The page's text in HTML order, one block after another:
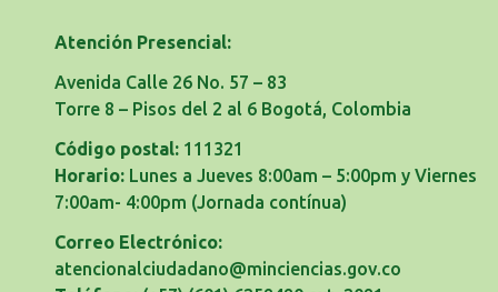
Atención Presencial:
Avenida Calle 26 No. 57 – 83
Torre 8 – Pisos del 2 al 6 Bogotá, Colombia
Código postal:111321
Horario:Lunes a Jueves 8:00am – 5:00pm y Viernes
7:00am- 4:00pm (Jornada contínua)
Correo Electrónico:
atencionalciudadano@minciencias.gov.co